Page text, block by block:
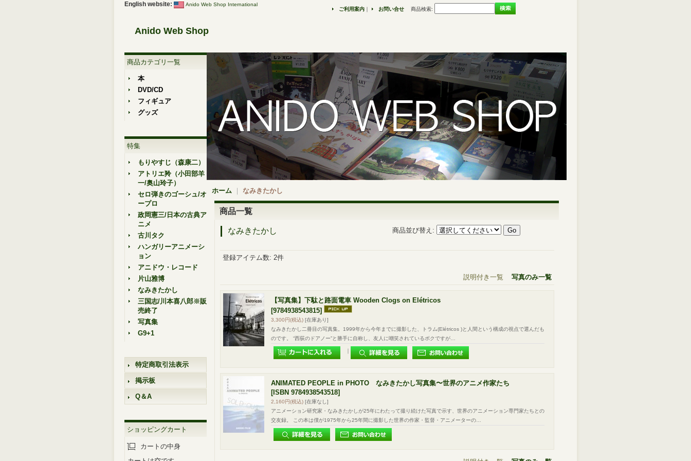
English website: Anido Web Shop International
Anido Web Shop
ご利用案内 ｜ お問い合せ 商品検索:
商品カテゴリ一覧
本
DVD/CD
フィギュア
グッズ
特集
もりやすじ（森康二）
アトリエ羚（小田部羊
一/奥山玲子）
セロ弾きのゴーシュ/オ
ープロ
政岡憲三/日本の古典ア
ニメ
古川タク
ハンガリーアニメーシ
ョン
アニドウ・レコード
片山雅博
なみきたかし
三国志/川本喜八郎※販
売終了
写真集
G9+1
特定商取引法表示
掲示板
Q＆A
ショッピングカート
カートの中身
ホーム なみきたかし
商品一覧
なみきたかし 商品並び替え :
登録アイテム数: 2件
説明付き一覧 写真のみ一覧
【写真集】下駄と路面電車 Wooden Clogs on Elétricos
[9784938543815]
3,300円(税込) [在庫あり]
なみきたかし二冊目の写真集。1999年から今年までに撮影した、トラム(Elétricos )と人間という構成の視点で選んだも
のです。 “西荻のドアノー”と勝手に自称し、友人に嘲笑されているボクですが…
ANIMATED PEOPLE in PHOTO なみきたかし写真集〜世界のアニメ作家たち
[ISBN 9784938543518]
2,160円(税込) [在庫なし]
アニメーション研究家・なみきたかしが25年にわたって撮り続けた写真で示す、世界のアニメーション専門家たちとの
交友録。 この本は僕が1975年から25年間に撮影した世界の作家・監督・アニメーターの…